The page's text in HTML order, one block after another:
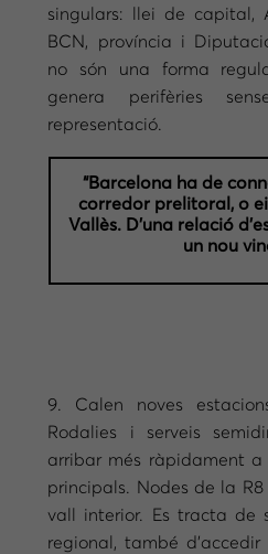
singulars: llei de capital,
BCN, província i
no són una forma
genera perifèries
representació.
“Barcelona ha de
corredor prelitoral, o
Vallès. D’una relació
un nou
9. Calen noves
Rodalies i serveis
arribar més ràpidament
principals. Nodes de la
vall interior. Es tracta de
regional, també